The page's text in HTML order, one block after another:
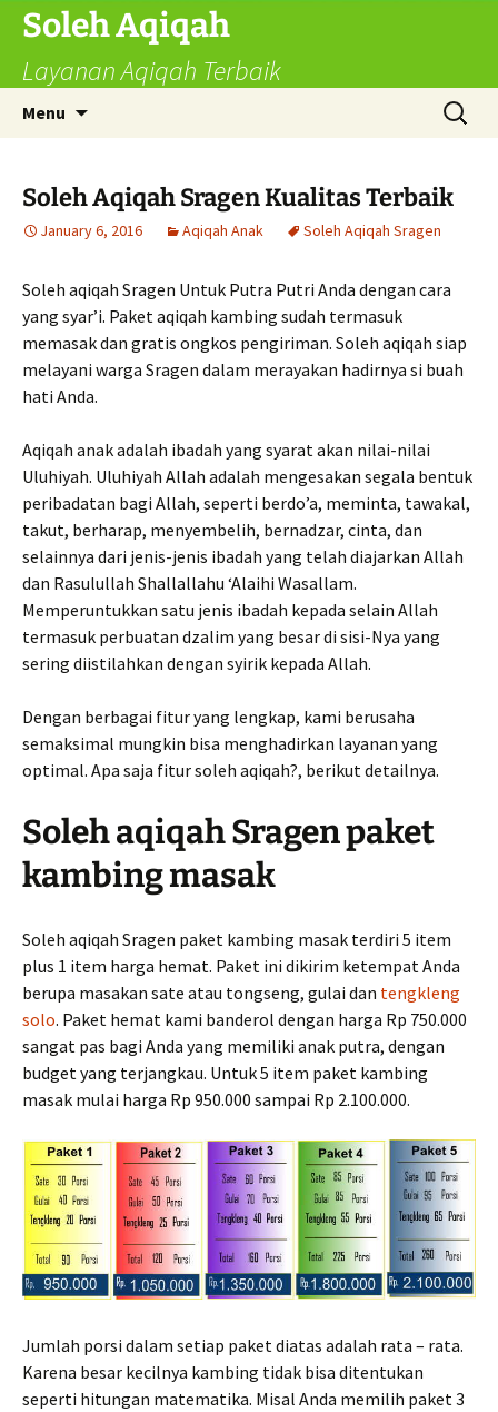
Skip
content
Soleh Aqiqah
Layanan Aqiqah Terbaik
Menu
Search
for:
Soleh Aqiqah Sragen Kualitas Terbaik
January 6, 2016 Aqiqah Anak Soleh Aqiqah Sragen
Soleh aqiqah Sragen Untuk Putra Putri Anda dengan cara
yang syar’i. Paket aqiqah kambing sudah termasuk
memasak dan gratis ongkos pengiriman. Soleh aqiqah siap
melayani warga Sragen dalam merayakan hadirnya si buah
hati Anda.
Aqiqah anak adalah ibadah yang syarat akan nilai-nilai
Uluhiyah. Uluhiyah Allah adalah mengesakan segala bentuk
peribadatan bagi Allah, seperti berdo’a, meminta, tawakal,
takut, berharap, menyembelih, bernadzar, cinta, dan
selainnya dari jenis-jenis ibadah yang telah diajarkan Allah
dan Rasulullah Shallallahu ‘Alaihi Wasallam.
Memperuntukkan satu jenis ibadah kepada selain Allah
termasuk perbuatan dzalim yang besar di sisi-Nya yang
sering diistilahkan dengan syirik kepada Allah.
Dengan berbagai fitur yang lengkap, kami berusaha
semaksimal mungkin bisa menghadirkan layanan yang
optimal. Apa saja fitur soleh aqiqah?, berikut detailnya.
Soleh aqiqah Sragen paket
kambing masak
Soleh aqiqah Sragen paket kambing masak terdiri 5 item
plus 1 item harga hemat. Paket ini dikirim ketempat Anda
berupa masakan sate atau tongseng, gulai dan tengkleng
solo. Paket hemat kami banderol dengan harga Rp 750.000
sangat pas bagi Anda yang memiliki anak putra, dengan
budget yang terjangkau. Untuk 5 item paket kambing
masak mulai harga Rp 950.000 sampai Rp 2.100.000.
Jumlah porsi dalam setiap paket diatas adalah rata – rata.
Karena besar kecilnya kambing tidak bisa ditentukan
seperti hitungan matematika. Misal Anda memilih paket 3